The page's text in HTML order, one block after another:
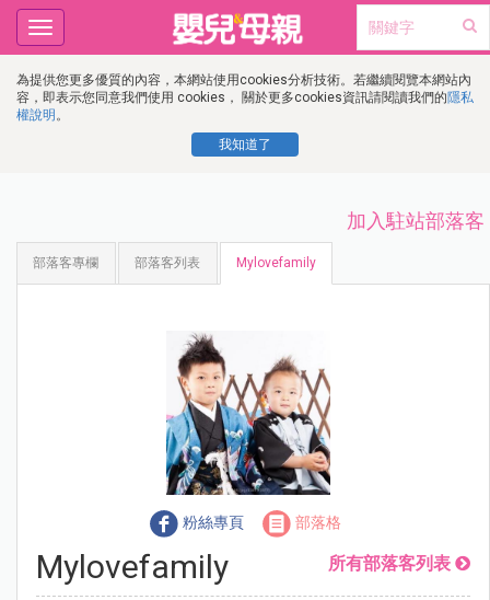
為提供您更多優質的內容，本網站使用cookies分析技術。若繼續閱覽本網站內
容，即表示您同意我們使用 cookies， 關於更多cookies資訊請閱讀我們的隱私
權說明 。
我知道了
Toggle
navigation
加入駐站部落客
部落客專欄 部落客列表 Mylovefamily
粉絲專頁 部落格
Mylovefamily 所有部落客列表